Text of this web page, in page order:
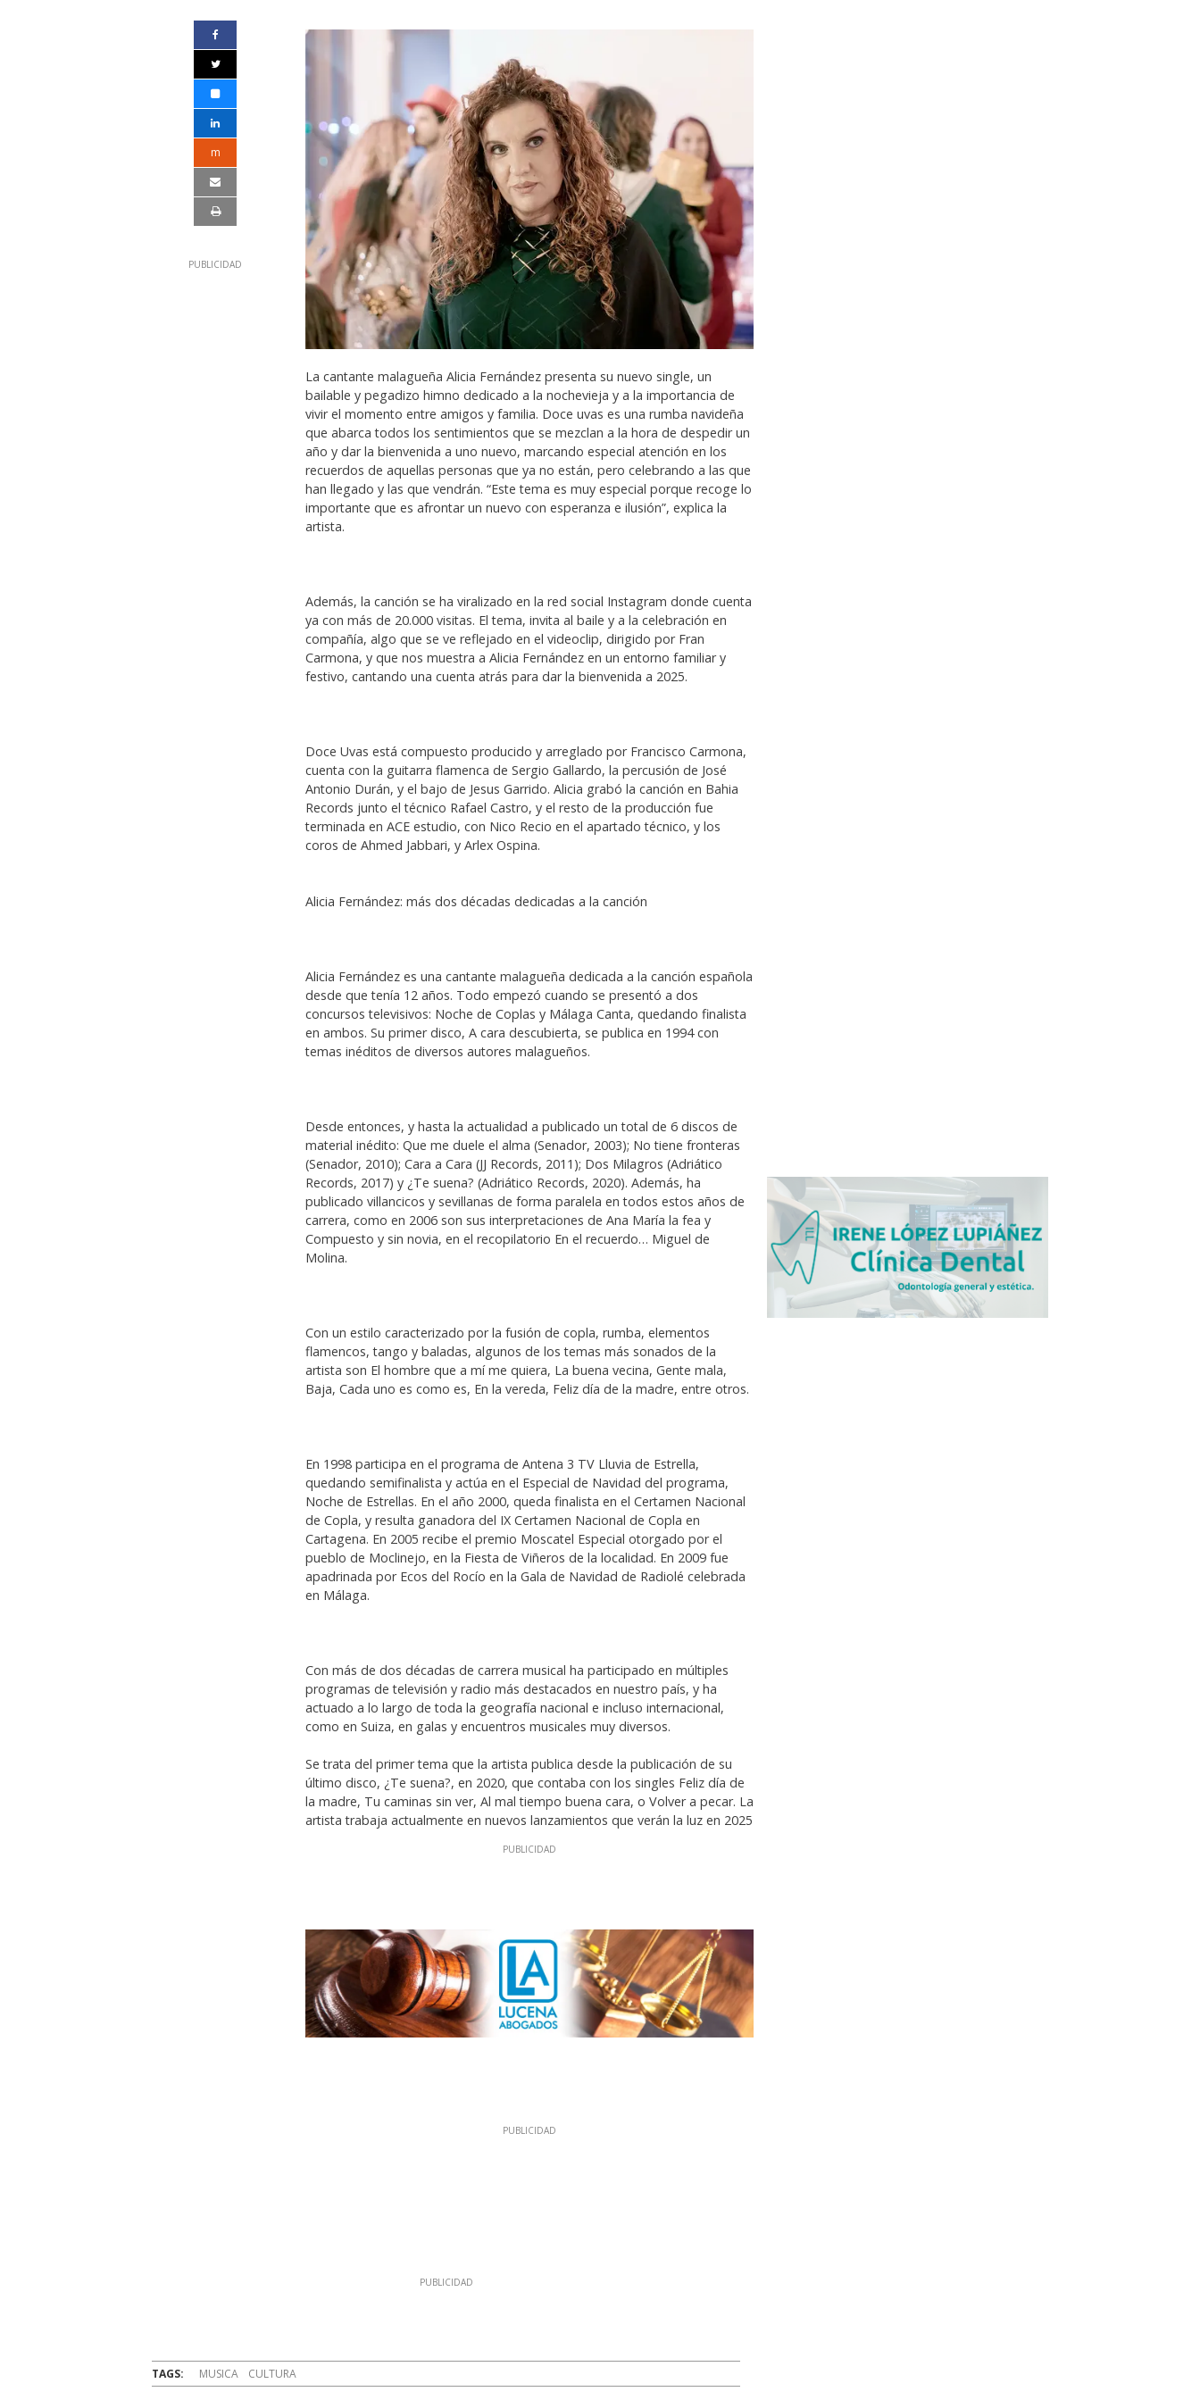
m
La cantante malagueña Alicia Fernández presenta su nuevo single, un
bailable y pegadizo himno dedicado a la nochevieja y a la importancia de
vivir el momento entre amigos y familia. Doce uvas es una rumba navideña
que abarca todos los sentimientos que se mezclan a la hora de despedir un
año y dar la bienvenida a uno nuevo, marcando especial atención en los
recuerdos de aquellas personas que ya no están, pero celebrando a las que
han llegado y las que vendrán. “Este tema es muy especial porque recoge lo
importante que es afrontar un nuevo con esperanza e ilusión”, explica la
artista.
Además, la canción se ha viralizado en la red social Instagram donde cuenta
ya con más de 20.000 visitas. El tema, invita al baile y a la celebración en
compañía, algo que se ve reflejado en el videoclip, dirigido por Fran
Carmona, y que nos muestra a Alicia Fernández en un entorno familiar y
festivo, cantando una cuenta atrás para dar la bienvenida a 2025.
Doce Uvas está compuesto producido y arreglado por Francisco Carmona,
cuenta con la guitarra flamenca de Sergio Gallardo, la percusión de José
Antonio Durán, y el bajo de Jesus Garrido. Alicia grabó la canción en Bahia
Records junto el técnico Rafael Castro, y el resto de la producción fue
terminada en ACE estudio, con Nico Recio en el apartado técnico, y los
coros de Ahmed Jabbari, y Arlex Ospina.
Alicia Fernández: más dos décadas dedicadas a la canción
Alicia Fernández es una cantante malagueña dedicada a la canción española
desde que tenía 12 años. Todo empezó cuando se presentó a dos
concursos televisivos: Noche de Coplas y Málaga Canta, quedando finalista
en ambos. Su primer disco, A cara descubierta, se publica en 1994 con
temas inéditos de diversos autores malagueños.
Desde entonces, y hasta la actualidad a publicado un total de 6 discos de
material inédito: Que me duele el alma (Senador, 2003); No tiene fronteras
(Senador, 2010); Cara a Cara (JJ Records, 2011); Dos Milagros (Adriático
Records, 2017) y ¿Te suena? (Adriático Records, 2020). Además, ha
publicado villancicos y sevillanas de forma paralela en todos estos años de
carrera, como en 2006 son sus interpretaciones de Ana María la fea y
Compuesto y sin novia, en el recopilatorio En el recuerdo… Miguel de
Molina.
Con un estilo caracterizado por la fusión de copla, rumba, elementos
flamencos, tango y baladas, algunos de los temas más sonados de la
artista son El hombre que a mí me quiera, La buena vecina, Gente mala,
Baja, Cada uno es como es, En la vereda, Feliz día de la madre, entre otros.
En 1998 participa en el programa de Antena 3 TV Lluvia de Estrella,
quedando semifinalista y actúa en el Especial de Navidad del programa,
Noche de Estrellas. En el año 2000, queda finalista en el Certamen Nacional
de Copla, y resulta ganadora del IX Certamen Nacional de Copla en
Cartagena. En 2005 recibe el premio Moscatel Especial otorgado por el
pueblo de Moclinejo, en la Fiesta de Viñeros de la localidad. En 2009 fue
apadrinada por Ecos del Rocío en la Gala de Navidad de Radiolé celebrada
en Málaga.
Con más de dos décadas de carrera musical ha participado en múltiples
programas de televisión y radio más destacados en nuestro país, y ha
actuado a lo largo de toda la geografía nacional e incluso internacional,
como en Suiza, en galas y encuentros musicales muy diversos.
Se trata del primer tema que la artista publica desde la publicación de su
último disco, ¿Te suena?, en 2020, que contaba con los singles Feliz día de
la madre, Tu caminas sin ver, Al mal tiempo buena cara, o Volver a pecar. La
artista trabaja actualmente en nuevos lanzamientos que verán la luz en 2025
TAGS: MUSICA CULTURA